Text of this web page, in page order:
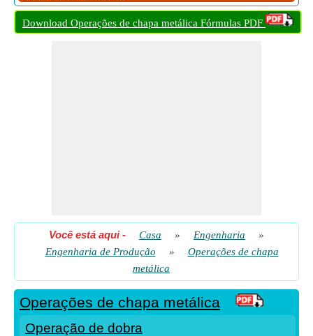
Download Operações de chapa metálica Fórmulas PDF
Você está aqui- Casa » Engenharia
»
Engenharia de Produção
»
Operações de chapa
metálica
Operações de chapa metálica
Operação de dobra